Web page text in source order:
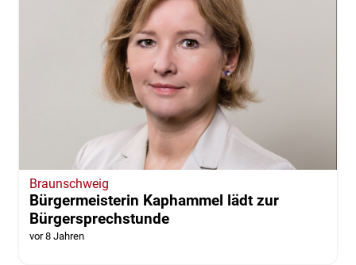
Braunschweig
Bürgermeisterin Kaphammel lädt zur
Bürgersprechstunde
vor 8 Jahren